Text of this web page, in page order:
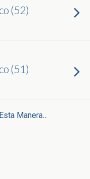
(52)
(51)
Manera…